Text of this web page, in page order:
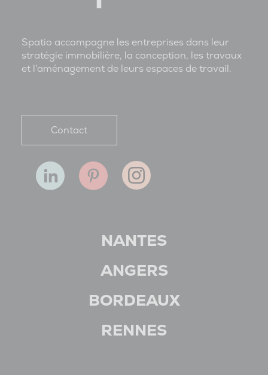
Spatio accompagne les entreprises dans leur
stratégie immobilière, la conception, les travaux
et l'aménagement de leurs espaces de travail.
Contact
NANTES
ANGERS
BORDEAUX
RENNES